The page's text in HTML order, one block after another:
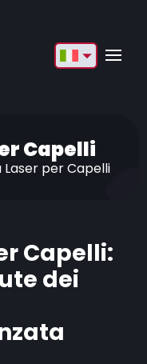
Deutsch
Türkçe
Italiano
Español
العربية
Capelli
Laser per Capelli
Capelli:
dei